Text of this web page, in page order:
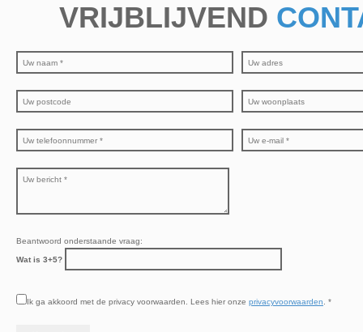
VRIJBLIJVEND
Beantwoord onderstaande vraag:
Wat is 3+5?
Ik ga akkoord met de privacy voorwaarden. Lees hier onze privacyvoorwaarden. *